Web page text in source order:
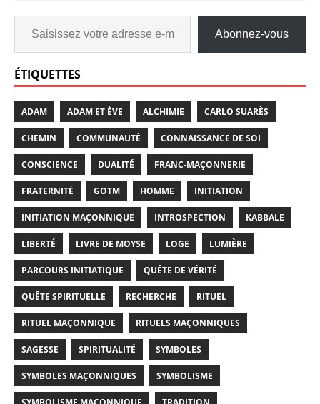
Abonnez-vous
ÉTIQUETTES
ADAM ADAM ET ÈVE ALCHIMIE CARLO SUARÈS
CHEMIN COMMUNAUTÉ CONNAISSANCE DE SOI
CONSCIENCE DUALITÉ FRANC-MAÇONNERIE
FRATERNITÉ GOTM HOMME INITIATION
INITIATION MAÇONNIQUE INTROSPECTION KABBALE
LIBERTÉ LIVRE DE MOYSE LOGE LUMIÈRE
PARCOURS INITIATIQUE QUÊTE DE VÉRITÉ
QUÊTE SPIRITUELLE RECHERCHE RITUEL
RITUEL MAÇONNIQUE RITUELS MAÇONNIQUES
SAGESSE SPIRITUALITÉ SYMBOLES
SYMBOLES MAÇONNIQUES SYMBOLISME